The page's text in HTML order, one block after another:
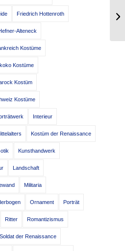
Friedrich Hottenroth
Alteneck
Kostüme
Kostüme
Kostüm
Kostüme
Interieur
Kostüm der Renaissance
Kunsthandwerk
Landschaft
Militaria
Ornament Porträt
Ritter Romantizismus
Soldat der Renaissance